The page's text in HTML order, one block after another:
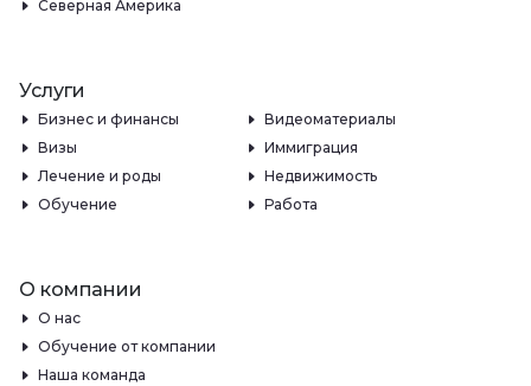
Северная Америка
Услуги
Бизнес и финансы
Видеоматериалы
Визы
Иммиграция
Лечение и роды
Недвижимость
Обучение
Работа
О компании
О нас
Обучение от компании
Наша команда